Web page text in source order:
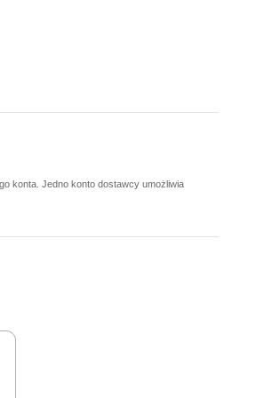
konta. Jedno konto dostawcy umożliwia